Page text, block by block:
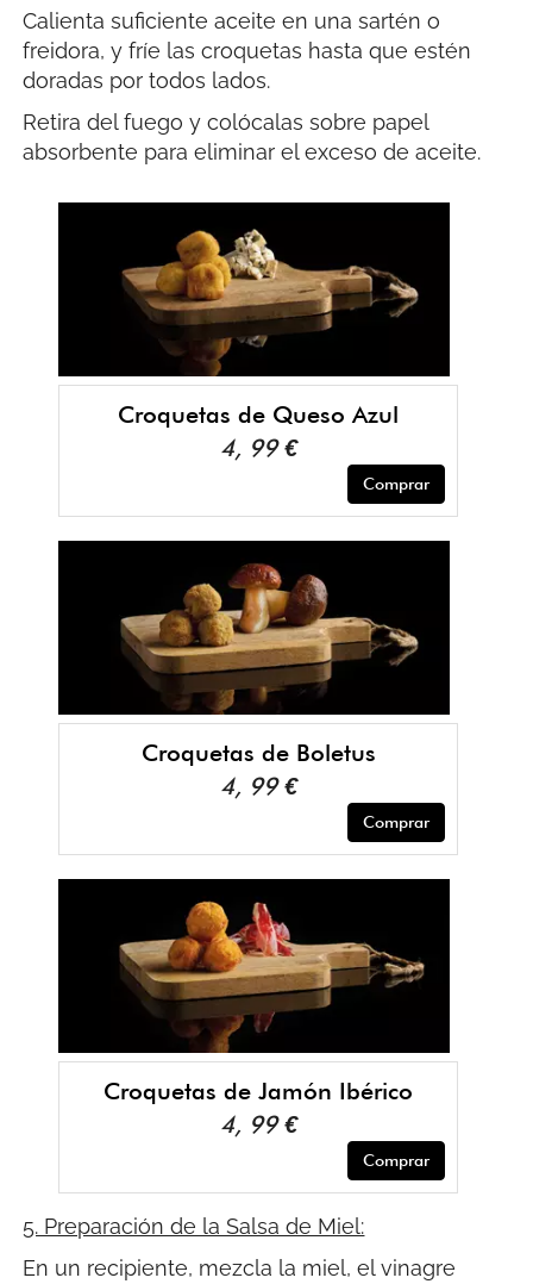
Calienta suficiente aceite en una sartén o
freidora, y fríe las croquetas hasta que estén
doradas por todos lados.
Retira del fuego y colócalas sobre papel
absorbente para eliminar el exceso de aceite.
Croquetas de Queso Azul
4, 99 €
Comprar
Croquetas de Boletus
4, 99 €
Comprar
Croquetas de Jamón Ibérico
4, 99 €
Comprar
5. Preparación de la Salsa de Miel:
En un recipiente, mezcla la miel, el vinagre